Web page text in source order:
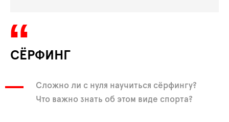
СЁРФИНГ
Сложно ли с нуля научиться сёрфингу?
Что важно знать об этом виде спорта?